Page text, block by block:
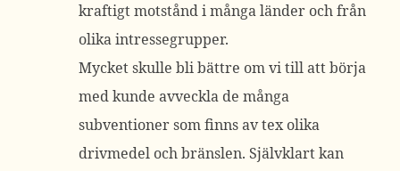
kraftigt motstånd i många länder och från
olika intressegrupper.
Mycket skulle bli bättre om vi till att börja
med kunde avveckla de många
subventioner som finns av tex olika
drivmedel och bränslen. Självklart kan